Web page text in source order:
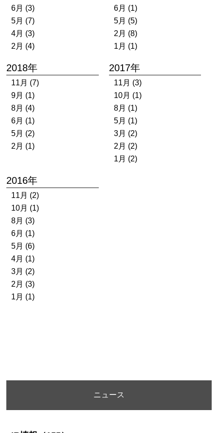
6月 (3)
5月 (7)
4月 (3)
2月 (4)
6月 (1)
5月 (5)
2月 (8)
1月 (1)
2018年
11月 (7)
9月 (1)
8月 (4)
6月 (1)
5月 (2)
2月 (1)
2017年
11月 (3)
10月 (1)
8月 (1)
5月 (1)
3月 (2)
2月 (2)
1月 (2)
2016年
11月 (2)
10月 (1)
8月 (3)
6月 (1)
5月 (6)
4月 (1)
3月 (2)
2月 (3)
1月 (1)
ニュース